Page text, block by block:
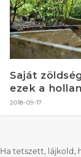
Saját
ezek a
2018-09-17
Ha tetszett, lájkold,